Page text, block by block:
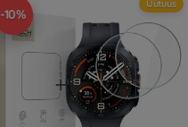
-10%
Uutuus